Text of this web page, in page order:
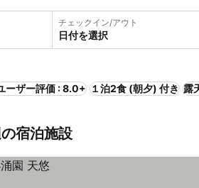
チェックイン/アウト
日付を選択
ーザー評価 : 8.0+ １泊2食 (朝夕) 付き 露
宿泊施設